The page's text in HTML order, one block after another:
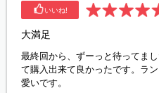
いいね!
大満足
最終回から、ずーっと待ってま
て購入出来て良かったです。ラ
愛いです。